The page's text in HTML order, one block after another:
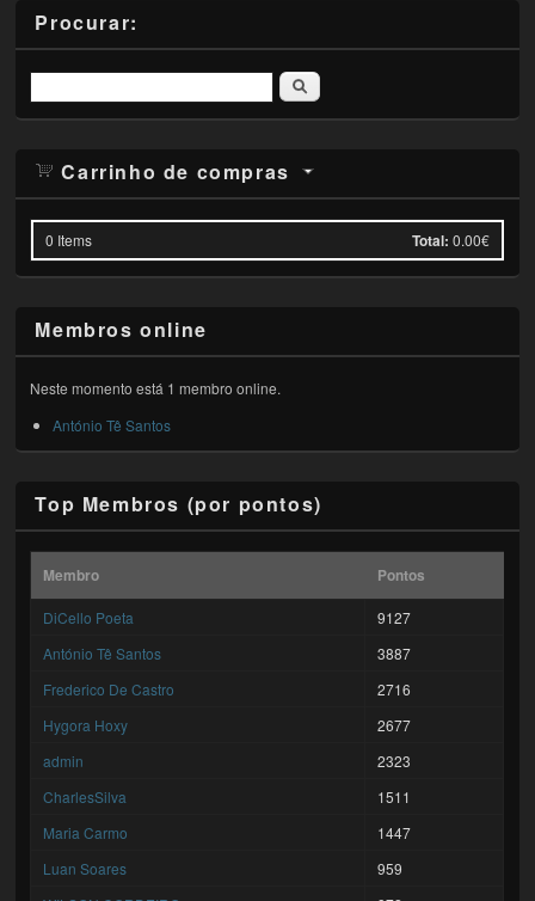
Procurar:
Pesquisar
Carrinho de compras
0 Items Total: 0.00€
Membros online
Neste momento está 1 membro online.
António Tê Santos
Top Membros (por pontos)
Membro Pontos
DiCello Poeta
9127
António Tê Santos
3887
Frederico De Castro
2716
Hygora Hoxy
2677
admin
2323
CharlesSilva
1511
Maria Carmo
1447
Luan Soares
959